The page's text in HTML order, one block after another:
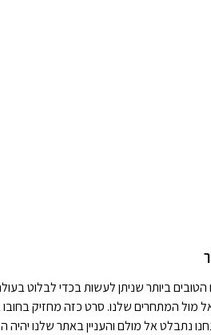
ביותר שניתן לעשות בכדי לבלוט
מול המתחרים שלנו. סרט כזה מחזיק
נתבלט אל מולם והעניין באתר שלנו